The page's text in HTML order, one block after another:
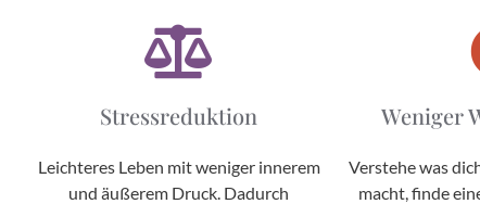
Stressreduktion
Leichteres Leben mit weniger innerem
und äußerem Druck. Dadurch
Weniger
Verstehe was
macht, finde